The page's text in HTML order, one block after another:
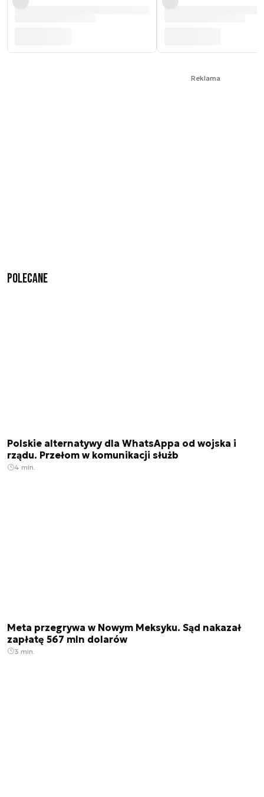
Reklama
Polecane
Polskie alternatywy dla WhatsAppa od wojska i
rządu. Przełom w komunikacji służb
4 min.
Meta przegrywa w Nowym Meksyku. Sąd nakazał
zapłatę 567 mln dolarów
3 min.